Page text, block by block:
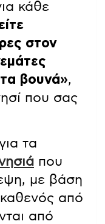
κάθε
στον
βουνά»,
που σας
τα
που
με βάση
καθενός από
από